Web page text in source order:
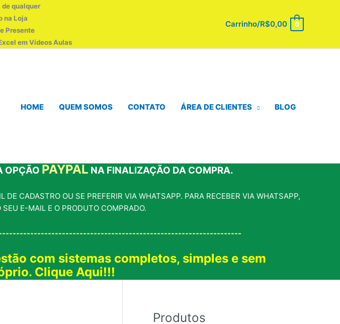
de qualquer
na Loja
Presente
em Vídeos Aulas
Carrinho/R$0,00 0
HOME QUEM SOMOS CONTATO ÁREA DE CLIENTES BLOG
OPÇÃO PAYPAL NA FINALIZAÇÃO DA COMPRA.
CADASTRO OU SE PREFERIR VIA WHATSAPP. PARA RECEBER VIA WHATSAPP,
E-MAIL E O PRODUTO COMPRADO.
com sistemas completos, simples e sem
Clique Aqui!!!
Produtos